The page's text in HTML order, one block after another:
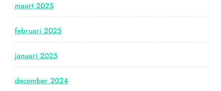
maart 2025
februari 2025
januari 2025
december 2024